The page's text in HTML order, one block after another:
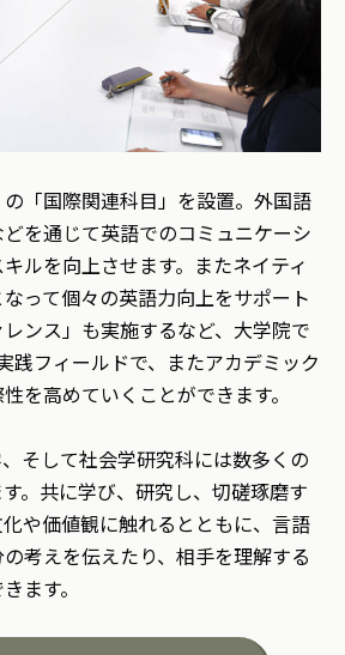
「国際関連科目」を設置。外国語
を通じて英語でのコミュニケーシ
ルを向上させます。またネイティ
って個々の英語力向上をサポート
ンス」も実施するなど、大学院で
践フィールドで、またアカデミック
を高めていくことができます。
そして社会学研究科には数多くの
。共に学び、研究し、切磋琢磨す
や価値観に触れるとともに、言語
考えを伝えたり、相手を理解する
ます。